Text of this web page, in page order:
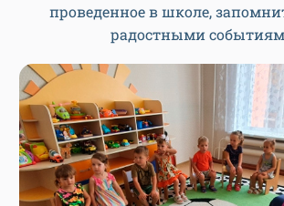
проведенное в школе,
радостными